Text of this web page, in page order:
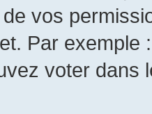
vos
Par exemple
voter dans